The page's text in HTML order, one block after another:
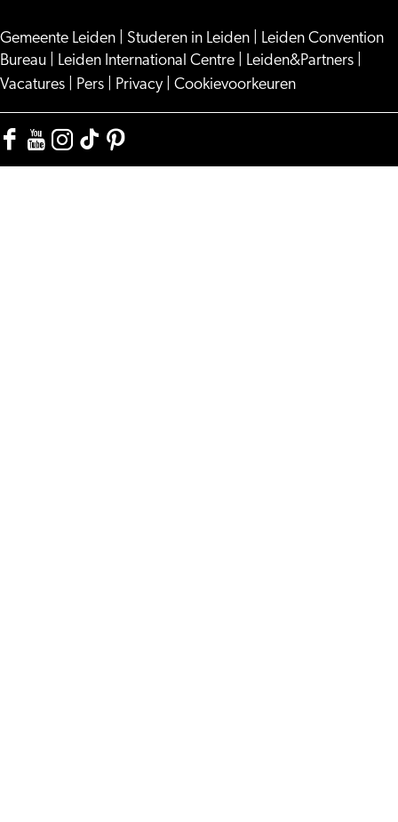
Gemeente Leiden Studeren in Leiden
Leiden Convention
Bureau
Leiden International Centre Leiden&Partners
Vacatures
Pers Privacy Cookievoorkeuren
Facebook
YouTube
Instagram
TikTokPinterest